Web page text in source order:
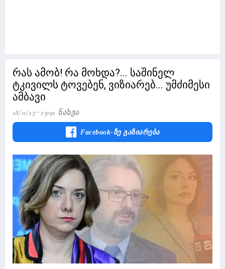
რას ამობ! რა მოხდა?... საშინელ
ტკივილს ტოვებენ, ვიზიარებ... უმძიმესი
ამბავი
18/11/23 23192 Ნახვა
Facebook-Ზე Გაზიარება